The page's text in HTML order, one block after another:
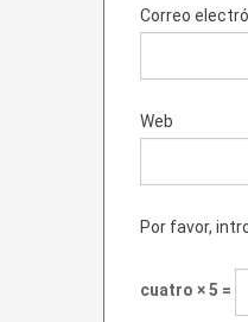
Correo
Web
Por favor,
cuatro × 5 =